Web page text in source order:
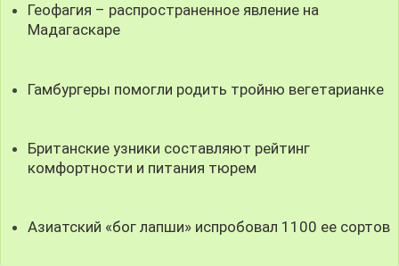
Геофагия – распространенное явление на
Мадагаскаре
Гамбургеры помогли родить тройню вегетарианке
Британские узники составляют рейтинг
комфортности и питания тюрем
Азиатский «бог лапши» испробовал 1100 ее сортов